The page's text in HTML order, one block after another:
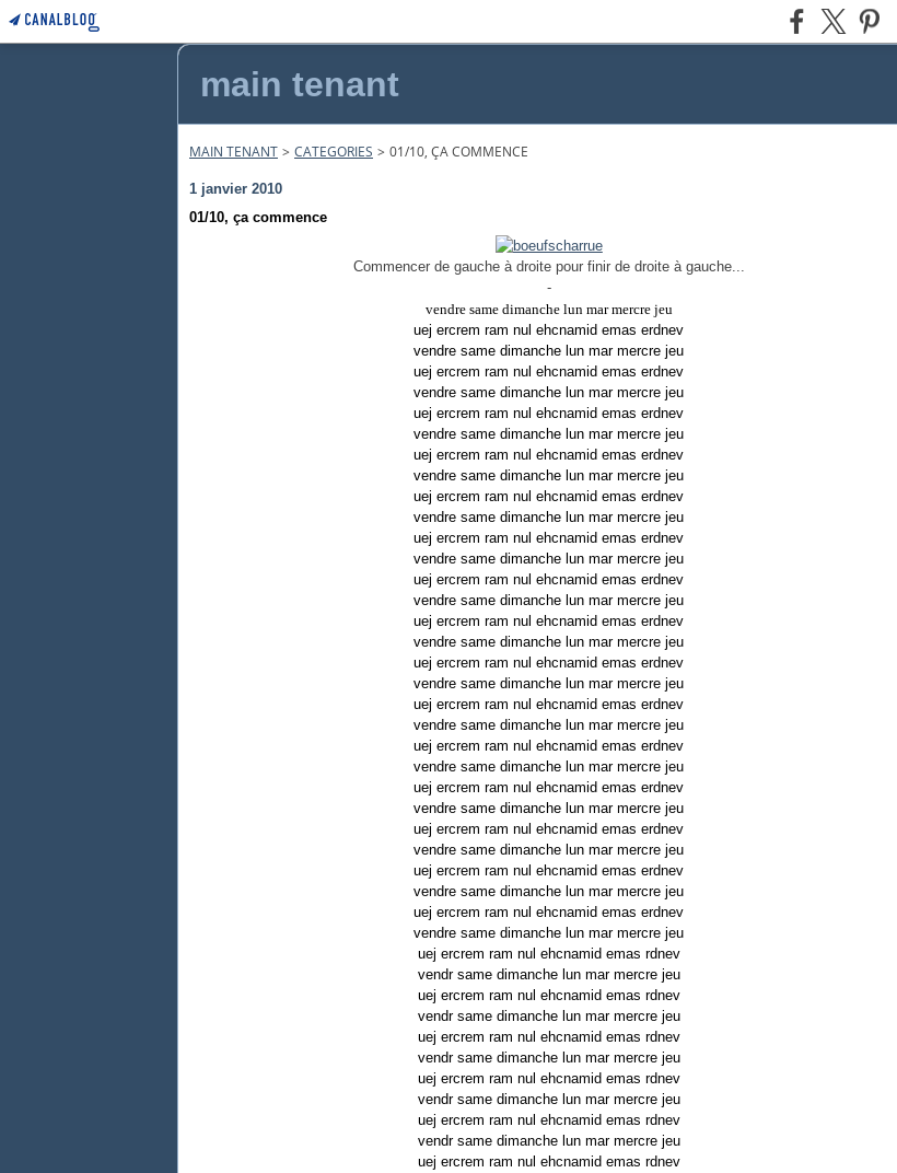
main tenant
MAIN TENANT > CATEGORIES > 01/10, ÇA COMMENCE
1 janvier 2010
01/10, ça commence
Commencer de gauche à droite pour finir de droite à gauche...
-
vendre same dimanche lun mar mercre jeu
uej ercrem ram nul ehcnamid emas erdnev
vendre same dimanche lun mar mercre jeu
uej ercrem ram nul ehcnamid emas erdnev
vendre same dimanche lun mar mercre jeu
uej ercrem ram nul ehcnamid emas erdnev
vendre same dimanche lun mar mercre jeu
uej ercrem ram nul ehcnamid emas erdnev
vendre same dimanche lun mar mercre jeu
uej ercrem ram nul ehcnamid emas erdnev
vendre same dimanche lun mar mercre jeu
uej ercrem ram nul ehcnamid emas erdnev
vendre same dimanche lun mar mercre jeu
uej ercrem ram nul ehcnamid emas erdnev
vendre same dimanche lun mar mercre jeu
uej ercrem ram nul ehcnamid emas erdnev
vendre same dimanche lun mar mercre jeu
uej ercrem ram nul ehcnamid emas erdnev
vendre same dimanche lun mar mercre jeu
uej ercrem ram nul ehcnamid emas erdnev
vendre same dimanche lun mar mercre jeu
uej ercrem ram nul ehcnamid emas erdnev
vendre same dimanche lun mar mercre jeu
uej ercrem ram nul ehcnamid emas erdnev
vendre same dimanche lun mar mercre jeu
uej ercrem ram nul ehcnamid emas erdnev
vendre same dimanche lun mar mercre jeu
uej ercrem ram nul ehcnamid emas erdnev
vendre same dimanche lun mar mercre jeu
uej ercrem ram nul ehcnamid emas erdnev
vendre same dimanche lun mar mercre jeu
uej ercrem ram nul ehcnamid emas rdnev
vendr same dimanche lun mar mercre jeu
uej ercrem ram nul ehcnamid emas rdnev
vendr same dimanche lun mar mercre jeu
uej ercrem ram nul ehcnamid emas rdnev
vendr same dimanche lun mar mercre jeu
uej ercrem ram nul ehcnamid emas rdnev
vendr same dimanche lun mar mercre jeu
uej ercrem ram nul ehcnamid emas rdnev
vendr same dimanche lun mar mercre jeu
uej ercrem ram nul ehcnamid emas rdnev